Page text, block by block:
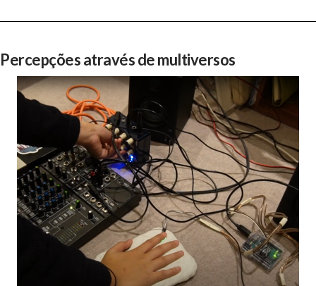
Percepções através de multiversos